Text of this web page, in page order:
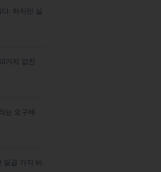
. 하지만 실
가지 값진
는 요구에
일곱 가지 비